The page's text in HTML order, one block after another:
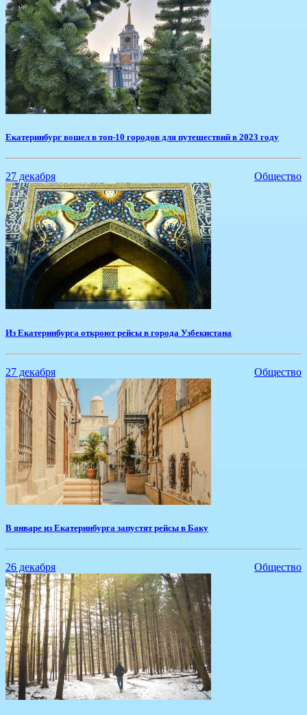
Екатеринбург вошел в топ-10 городов для путешествий в 2023 году
27 декабря Общество
Из Екатеринбурга откроют рейсы в города Узбекистана
27 декабря Общество
В январе из Екатеринбурга запустят рейсы в Баку
26 декабря Общество